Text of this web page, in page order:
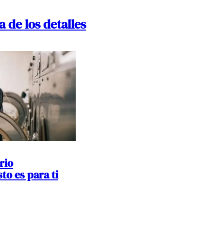
de los detalles
es para ti